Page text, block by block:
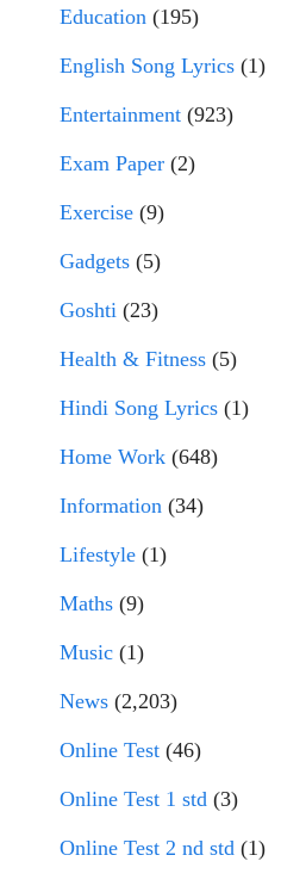
Education (195)
English Song Lyrics (1)
Entertainment (923)
Exam Paper (2)
Exercise (9)
Gadgets (5)
Goshti (23)
Health & Fitness (5)
Hindi Song Lyrics (1)
Home Work (648)
Information (34)
Lifestyle (1)
Maths (9)
Music (1)
News (2,203)
Online Test (46)
Online Test 1 std (3)
Online Test 2 nd std (1)